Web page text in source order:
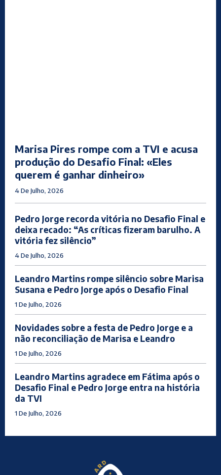
Marisa Pires rompe com a TVI e acusa
produção do Desafio Final: «Eles
querem é ganhar dinheiro»
4 De Julho, 2026
Pedro Jorge recorda vitória no Desafio Final e
deixa recado: “As críticas fizeram barulho. A
vitória fez silêncio”
4 De Julho, 2026
Leandro Martins rompe silêncio sobre Marisa
Susana e Pedro Jorge após o Desafio Final
1 De Julho, 2026
Novidades sobre a festa de Pedro Jorge e a
não reconciliação de Marisa e Leandro
1 De Julho, 2026
Leandro Martins agradece em Fátima após o
Desafio Final e Pedro Jorge entra na história
da TVI
1 De Julho, 2026